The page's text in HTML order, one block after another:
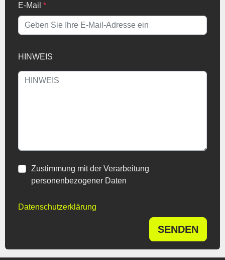
E-Mail *
HINWEIS
Zustimmung mit der Verarbeitung
personenbezogener Daten
Datenschutzerklärung
SENDEN